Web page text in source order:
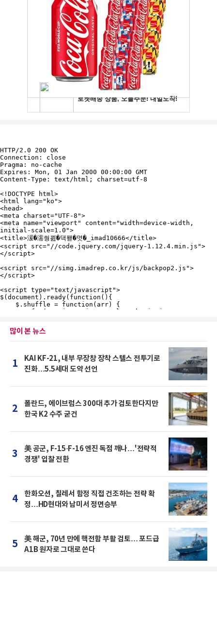
많이 본 뉴스
1
KAI KF-21, 내부 무장창 장착 스텔스 전투기로
진화…5.5세대 도약 선언
2
폴란드, 에이브럼스 300대 추가 검토한다지만
한국 K2 수주 굳건
3
美 공군, F-15·F-16 엔진 독점 깨나…'전략적
경쟁' 입찰 전환
4
한화오션, 칠레서 함정 직접 건조하는 전략 확
정…HD현대와 남미서 정면승부
5
美 해군, 70년 만에 핵전함 부활 검토… 포드급
A1B 원자로 그대로 쓴다